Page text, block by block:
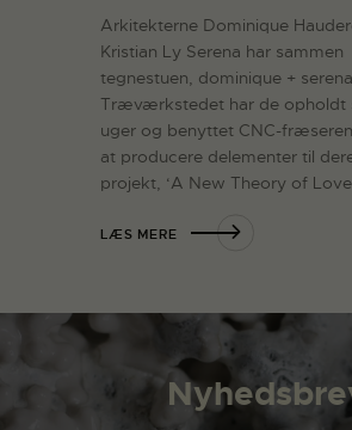
Arkitekterne Dominique
Kristian Ly Serena har sammen
tegnestuen, dominique +
Træværkstedet har de opholdt
uger og benyttet CNC-
at producere delementer til
projekt, ‘A New Theory of
LÆS MERE